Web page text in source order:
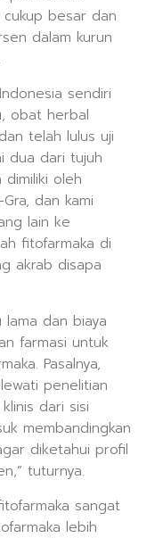
besar dan
dalam kurun
sendiri
obat herbal
telah lulus uji
dua dari tujuh
oleh
dan kami
lain ke
fitofarmaka di
akrab disapa
lama dan biaya
farmasi untuk
Pasalnya,
penelitian
dari sisi
membandingkan
diketahui profil
tuturnya.
sangat
lebih